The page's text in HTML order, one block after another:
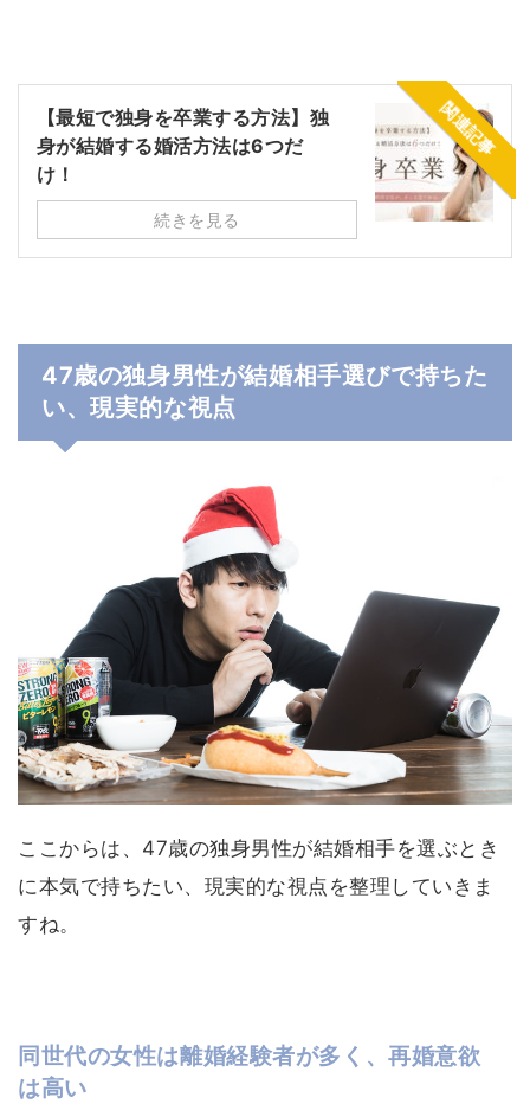
関連記事
【最短で独身を卒業する方法】独
身が結婚する婚活方法は6つだ
け！
続きを見る
47歳の独身男性が結婚相手選びで持ちた
い、現実的な視点
ここからは、47歳の独身男性が結婚相手を選ぶとき
に本気で持ちたい、現実的な視点を整理していきま
すね。
同世代の女性は離婚経験者が多く、再婚意欲
は高い